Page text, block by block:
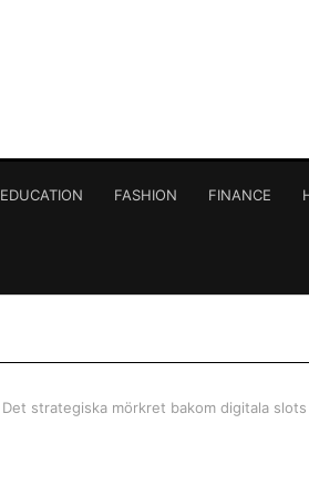
EDUCATION FASHION FINANCE
Det strategiska mörkret bakom digitala